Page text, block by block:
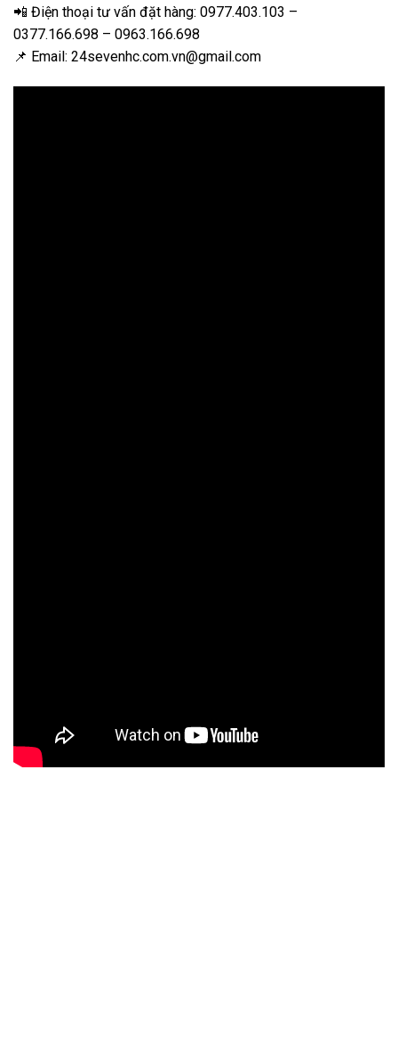
📲 Điện thoại tư vấn đặt hàng: 0977.403.103 –
0377.166.698 – 0963.166.698
📌 Email: 24sevenhc.com.vn@gmail.com